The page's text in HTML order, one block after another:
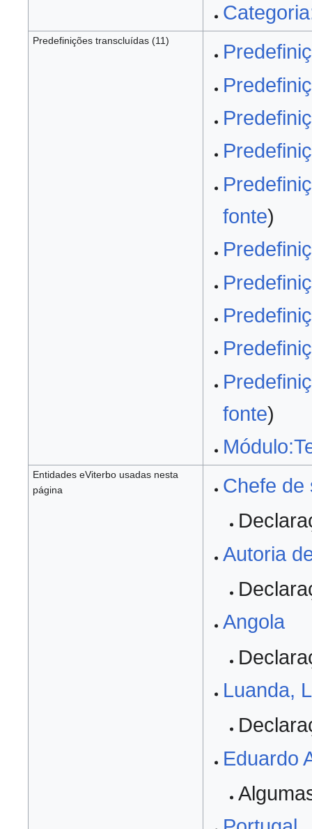
Predefinições transcluídas (11)
fonte)
fonte)
Entidades eViterbo usadas nesta
página
Chefe de
Autoria
Angola
Luanda,
Eduardo